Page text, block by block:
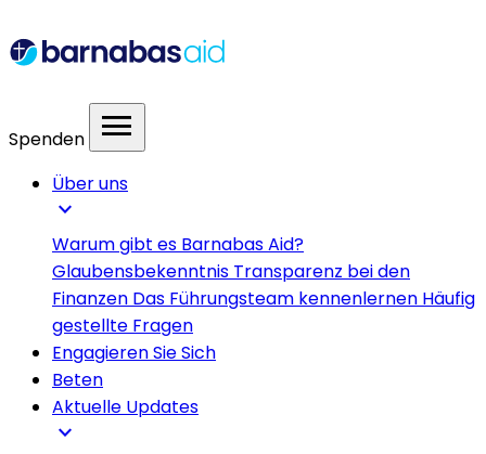
Spenden menu
Über uns
expand_more
Warum gibt es Barnabas Aid?
Glaubensbekenntnis Transparenz bei den
Finanzen Das Führungsteam kennenlernen Häufig
gestellte Fragen
Engagieren Sie Sich
Beten
Aktuelle Updates
expand_more